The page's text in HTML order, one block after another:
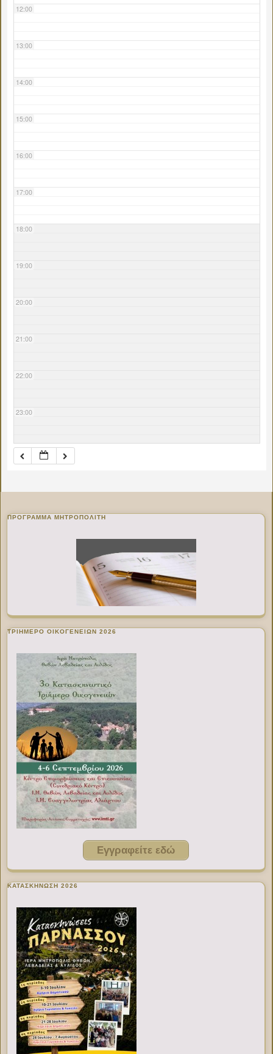
12:00
13:00
14:00
15:00
16:00
17:00
18:00
19:00
20:00
21:00
22:00
23:00
ΠΡΌΓΡΑΜΜΑ ΜΗΤΡΟΠΟΛΊΤΗ
ΤΡΙΗΜΕΡΟ ΟΙΚΟΓΕΝΕΙΩΝ 2026
Εγγραφείτε εδώ
ΚΑΤΑΣΚΗΝΩΣΗ 2026